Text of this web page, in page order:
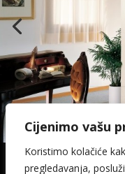
Cijenimo vašu
Koristimo kolačiće
pregledavanja,